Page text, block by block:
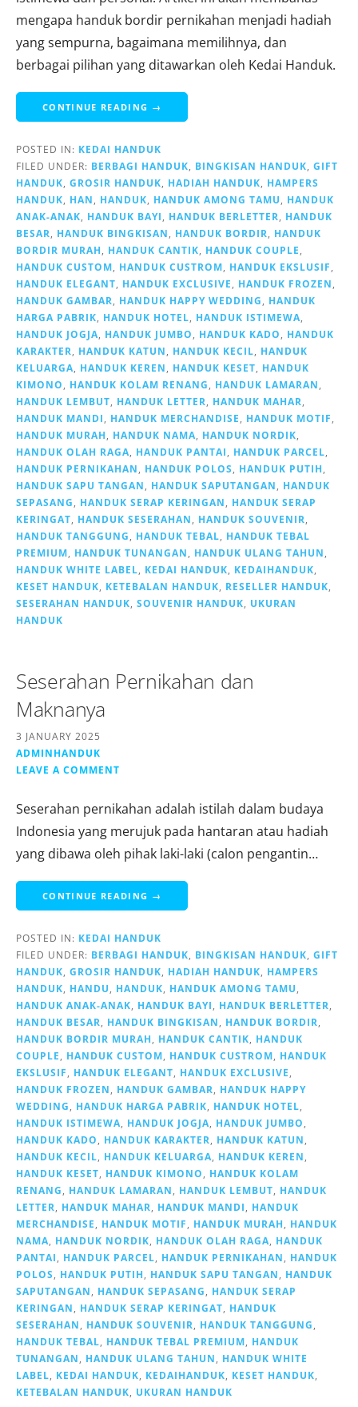
mengapa handuk bordir pernikahan menjadi hadiah
yang sempurna, bagaimana memilihnya, dan
berbagai pilihan yang ditawarkan oleh Kedai Handuk.
CONTINUE READING →
POSTED IN: KEDAI HANDUK
FILED UNDER: BERBAGI HANDUK BINGKISAN HANDUK GIFT
HANDUK GROSIR HANDUK HADIAH HANDUK
HAMPERS
HANDUK
HAN HANDUK HANDUK AMONG TAMU
HANDUK
ANAK-ANAK
HANDUK BAYI HANDUK BERLETTER
HANDUK
BESAR
HANDUK BINGKISAN HANDUK BORDIR
HANDUK
BORDIR MURAH
HANDUK CANTIK HANDUK COUPLE
HANDUK CUSTOM
HANDUK CUSTROM HANDUK EKSLUSIF
HANDUK ELEGANT
HANDUK EXCLUSIVE HANDUK FROZEN
HANDUK GAMBAR
HANDUK HAPPY WEDDING
HANDUK
HARGA PABRIK
HANDUK HOTEL HANDUK ISTIMEWA
HANDUK JOGJA
HANDUK JUMBO HANDUK KADO
HANDUK
KARAKTER
HANDUK KATUN HANDUK KECIL
HANDUK
KELUARGA
HANDUK KEREN HANDUK KESET
HANDUK
KIMONO
HANDUK KOLAM RENANG HANDUK LAMARAN
HANDUK LEMBUT
HANDUK LETTER HANDUK MAHAR
HANDUK MANDI
HANDUK MERCHANDISE HANDUK MOTIF
HANDUK MURAH
HANDUK NAMA HANDUK NORDIK
HANDUK OLAH RAGA
HANDUK PANTAI HANDUK PARCEL
HANDUK PERNIKAHAN
HANDUK POLOS HANDUK PUTIH
HANDUK SAPU TANGAN
HANDUK SAPUTANGAN
HANDUK
SEPASANG
HANDUK SERAP KERINGAN
HANDUK SERAP
KERINGAT
HANDUK SESERAHAN HANDUK SOUVENIR
HANDUK TANGGUNG
HANDUK TEBAL
HANDUK TEBAL
PREMIUM
HANDUK TUNANGAN HANDUK ULANG TAHUN
HANDUK WHITE LABEL
KEDAI HANDUK KEDAIHANDUK
KESET HANDUK
KETEBALAN HANDUK RESELLER HANDUK
SESERAHAN HANDUK SOUVENIR HANDUK
UKURAN
HANDUK
Seserahan Pernikahan dan
Maknanya
3 JANUARY 2025
ADMINHANDUK
LEAVE A COMMENT
Seserahan pernikahan adalah istilah dalam budaya
Indonesia yang merujuk pada hantaran atau hadiah
yang dibawa oleh pihak laki-laki (calon pengantin…
CONTINUE READING →
POSTED IN: KEDAI HANDUK
FILED UNDER: BERBAGI HANDUK BINGKISAN HANDUK GIFT
HANDUK GROSIR HANDUK HADIAH HANDUK
HAMPERS
HANDUK
HANDU HANDUK HANDUK AMONG TAMU
HANDUK ANAK-ANAK
HANDUK BAYI HANDUK BERLETTER
HANDUK BESAR
HANDUK BINGKISAN HANDUK BORDIR
HANDUK BORDIR MURAH
HANDUK CANTIK
HANDUK
COUPLE
HANDUK CUSTOM HANDUK CUSTROM
HANDUK
EKSLUSIF
HANDUK ELEGANT HANDUK EXCLUSIVE
HANDUK FROZEN
HANDUK GAMBAR
HANDUK HAPPY
WEDDING
HANDUK HARGA PABRIK HANDUK HOTEL
HANDUK ISTIMEWA
HANDUK JOGJA HANDUK JUMBO
HANDUK KADO
HANDUK KARAKTER HANDUK KATUN
HANDUK KECIL
HANDUK KELUARGA HANDUK KEREN
HANDUK KESET
HANDUK KIMONO
HANDUK KOLAM
RENANG
HANDUK LAMARAN HANDUK LEMBUT
HANDUK
LETTER
HANDUK MAHAR HANDUK MANDI
HANDUK
MERCHANDISE
HANDUK MOTIF HANDUK MURAH
HANDUK
NAMA
HANDUK NORDIK HANDUK OLAH RAGA
HANDUK
PANTAI
HANDUK PARCEL HANDUK PERNIKAHAN
HANDUK
POLOS
HANDUK PUTIH HANDUK SAPU TANGAN
HANDUK
SAPUTANGAN
HANDUK SEPASANG
HANDUK SERAP
KERINGAN
HANDUK SERAP KERINGAT
HANDUK
SESERAHAN
HANDUK SOUVENIR HANDUK TANGGUNG
HANDUK TEBAL
HANDUK TEBAL PREMIUM
HANDUK
TUNANGAN
HANDUK ULANG TAHUN
HANDUK WHITE
LABEL
KEDAI HANDUK KEDAIHANDUK KESET HANDUK
KETEBALAN HANDUK
UKURAN HANDUK